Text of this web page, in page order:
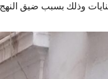
وذلك بسبب ضيق